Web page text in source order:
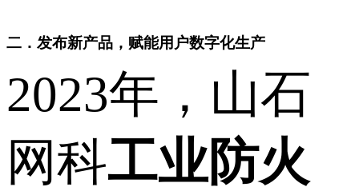
二．发布新产品，赋能用户数字化生产
2023年，山石
网科工业防火